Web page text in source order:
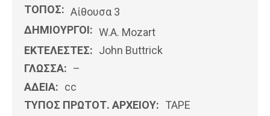
ΤΟΠΟΣ: Αίθουσα 3
ΔΗΜΙΟΥΡΓΟΙ: W.A. Mozart
ΕΚΤΕΛΕΣΤΕΣ: John Buttrick
ΓΛΩΣΣΑ: –
ΑΔΕΙΑ: cc
ΤΥΠΟΣ ΠΡΩΤΟΤ. ΑΡΧΕΙΟΥ: ΤΑΡΕ